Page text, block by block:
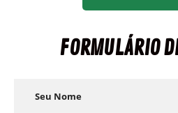
FORMULÁRIO